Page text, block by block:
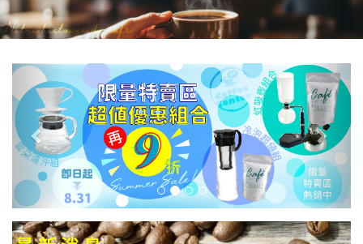
VIP登入
VIP申請
l
e
a
v
i
g
a
t
i
o
n